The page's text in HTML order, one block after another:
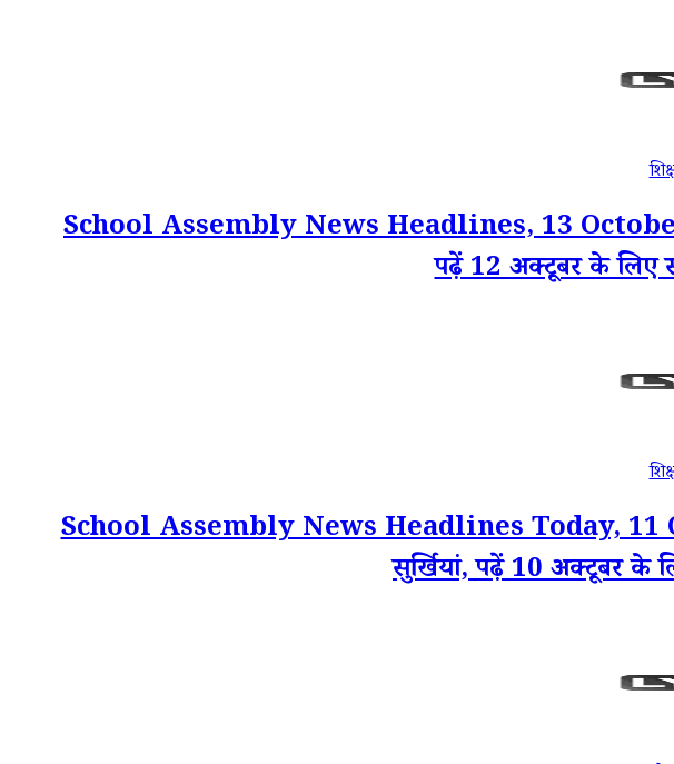
School Assembly News Headlines, 13 October
पढ़ें 12 अक्टूबर के
School Assembly News Headlines Today, 11
सुर्खियां, पढ़ें 10 अक्टूबर